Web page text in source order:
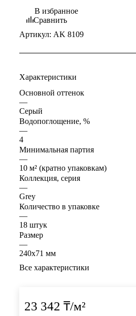
В избранное
Сравнить
Артикул: AK 8109
Характеристики
Основной оттенок
—
Серый
Водопоглощение, %
—
4
Минимальная партия
—
10 м² (кратно упаковкам)
Коллекция, серия
—
Grey
Количество в упаковке
—
18 штук
Размер
—
240х71 мм
Все характеристики
23 342 ₸/м²